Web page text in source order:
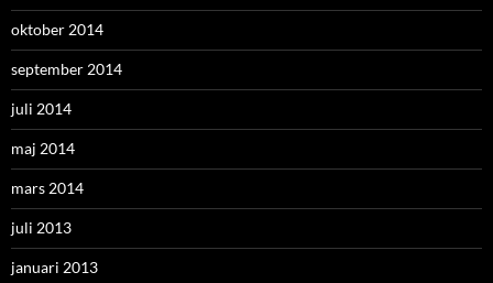
oktober 2014
september 2014
juli 2014
maj 2014
mars 2014
juli 2013
januari 2013